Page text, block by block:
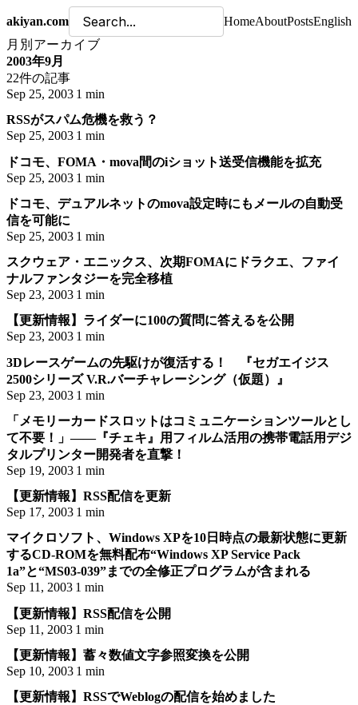
akiyan.com HomeAboutPostsEnglish
月別アーカイブ
2003年9月
22件の記事
Sep 25, 2003 1 min
RSSがスパム危機を救う？
Sep 25, 2003 1 min
ドコモ、FOMA・mova間のiショット送受信機能を拡充
Sep 25, 2003 1 min
ドコモ、デュアルネットのmova設定時にもメールの自動受
信を可能に
Sep 25, 2003 1 min
スクウェア・エニックス、次期FOMAにドラクエ、ファイ
ナルファンタジーを完全移植
Sep 23, 2003 1 min
【更新情報】ライダーに100の質問に答えるを公開
Sep 23, 2003 1 min
3Dレースゲームの先駆けが復活する！ 『セガエイジス
2500シリーズ V.R.バーチャレーシング（仮題）』
Sep 23, 2003 1 min
「メモリーカードスロットはコミュニケーションツールとし
て不要！」――『チェキ』用フィルム活用の携帯電話用デジ
タルプリンター開発者を直撃！
Sep 19, 2003 1 min
【更新情報】RSS配信を更新
Sep 17, 2003 1 min
マイクロソフト、Windows XPを10日時点の最新状態に更新
するCD-ROMを無料配布“Windows XP Service Pack
1a”と“MS03-039”までの全修正プログラムが含まれる
Sep 11, 2003 1 min
【更新情報】RSS配信を公開
Sep 11, 2003 1 min
【更新情報】蓄々数値文字参照変換を公開
Sep 10, 2003 1 min
【更新情報】RSSでWeblogの配信を始めました